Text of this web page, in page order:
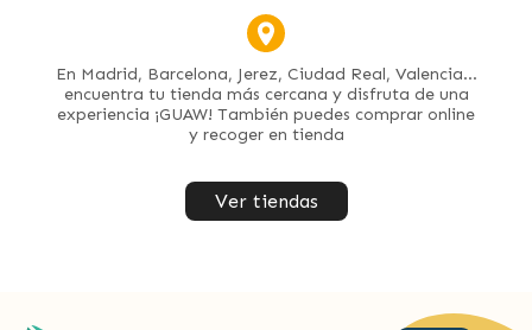
En Madrid, Barcelona, Jerez, Ciudad Real, Valencia...
encuentra tu tienda más cercana y disfruta de una
experiencia ¡GUAW! También puedes comprar online
y recoger en tienda
Ver tiendas